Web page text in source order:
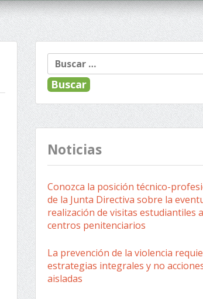
Buscar:
Noticias
Conozca la posición técnico-
de la Junta Directiva sobre la
realización de visitas estudiantiles a
centros penitenciarios
La prevención de la violencia
estrategias integrales y no
aisladas